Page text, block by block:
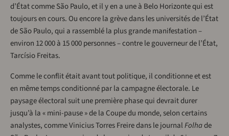
d’État comme São Paulo, et il y en a une à Belo Horizonte qui est
toujours en cours. Ou encore la grève dans les universités de l’État
de São Paulo, qui a rassemblé la plus grande manifestation –
environ 12 000 à 15 000 personnes – contre le gouverneur de l’État,
Tarcísio Freitas.
Comme le conflit était avant tout politique, il conditionne et est
en même temps conditionné par la campagne électorale. Le
paysage électoral suit une première phase qui devrait durer
jusqu’à la « mini-pause » de la Coupe du monde, selon certains
analystes, comme Vinicius Torres Freire dans le journalFolhade